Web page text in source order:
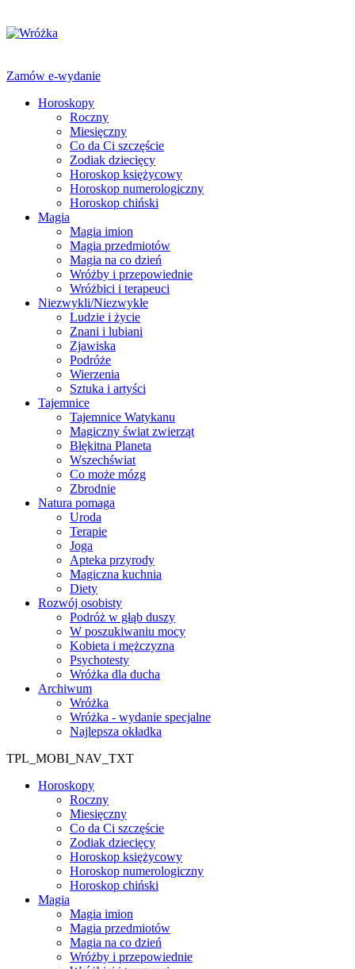
Zamów e-wydanie
Horoskopy
Roczny
Miesięczny
Co da Ci szczęście
Zodiak dziecięcy
Horoskop księżycowy
Horoskop numerologiczny
Horoskop chiński
Magia
Magia imion
Magia przedmiotów
Magia na co dzień
Wróżby i przepowiednie
Wróżbici i terapeuci
Niezwykli/Niezwykłe
Ludzie i życie
Znani i lubiani
Zjawiska
Podróże
Wierzenia
Sztuka i artyści
Tajemnice
Tajemnice Watykanu
Magiczny świat zwierząt
Błękitna Planeta
Wszechświat
Co może mózg
Zbrodnie
Natura pomaga
Uroda
Terapie
Joga
Apteka przyrody
Magiczna kuchnia
Diety
Rozwój osobisty
Podróż w głąb duszy
W poszukiwaniu mocy
Kobieta i mężczyzna
Psychotesty
Wróżka dla ducha
Archiwum
Wróżka
Wróżka - wydanie specjalne
Najlepsza okładka
TPL_MOBI_NAV_TXT
Horoskopy
Roczny
Miesięczny
Co da Ci szczęście
Zodiak dziecięcy
Horoskop księżycowy
Horoskop numerologiczny
Horoskop chiński
Magia
Magia imion
Magia przedmiotów
Magia na co dzień
Wróżby i przepowiednie